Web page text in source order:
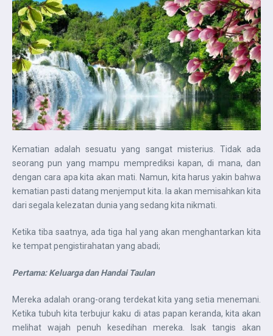
Kematian adalah sesuatu yang sangat misterius. Tidak ada
seorang pun yang mampu memprediksi kapan, di mana, dan
dengan cara apa kita akan mati. Namun, kita harus yakin bahwa
kematian pasti datang menjemput kita. Ia akan memisahkan kita
dari segala kelezatan dunia yang sedang kita nikmati.
Ketika tiba saatnya, ada tiga hal yang akan menghantarkan kita
ke tempat pengistirahatan yang abadi;
Pertama: Keluarga dan Handai Taulan
Mereka adalah orang-orang terdekat kita yang setia menemani.
Ketika tubuh kita terbujur kaku di atas papan keranda, kita akan
melihat wajah penuh kesedihan mereka. Isak tangis akan